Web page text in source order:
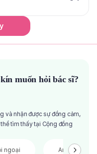
muốn hỏi bác sĩ?
và nhận được sự đồng cảm,
tìm thấy tại Cộng đồng
ngoại Anh chị em